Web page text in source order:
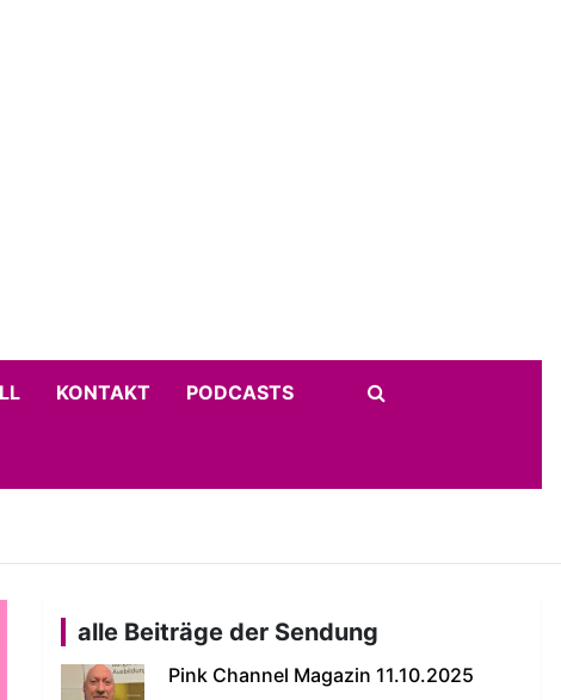
KONTAKT PODCASTS
alle Beiträge der Sendung
Pink Channel Magazin 11.10.2025